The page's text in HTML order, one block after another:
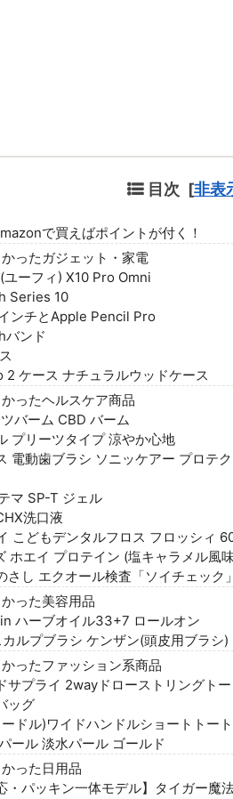
目次 [非表
で買えばポイントが付く！
ったガジェット・家電
ーフィ) X10 Pro Omni
Series 10
ンチとApple Pencil Pro
バンド
ケース ナチュラルウッドケース
ったヘルスケア商品
バーム CBD バーム
プリーツタイプ 涼やか心地
電動歯ブラシ ソニッケアー プロテ
マ SP-T ジェル
洗口液
こどもデンタルフロス フロッシィ
ホエイ プロテイン (塩キャラメル風
さし エクオール検査「ソイチェック」
った美容用品
ハーブオイル33+7 ロールオン
ルプブラシ ケンザン(頭皮用ブラシ)
ったファッション系商品
サプライ 2wayドローストリングトー
ッグ
ドル)ワイドハンドルショートトート
ール 淡水パール ゴールド
った日用品
・パッキン一体モデル】タイガー魔